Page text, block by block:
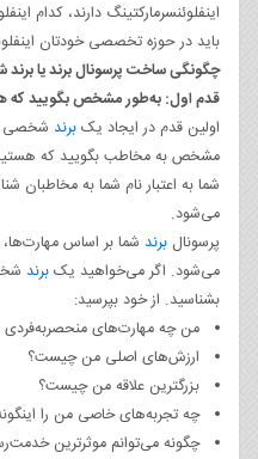
اینفلوئنسرمارکتینگ دارند، کدام
باید در حوزه تخصصی خودتان
چگونگی ساخت پرسونال برند یا
قدم اول: به‌طور مشخص بگویید که
اولین قدم در ایجاد یکبرند شخصی
مشخص به مخاطب بگویید که
شما به اعتبار نام شما به مخاطبان
می‌شود.
پرسونال برند شما بر اساس
می‌شود. اگر می‌خواهید یکبرند
بشناسید. از خود بپرسید:
من چه مهارت‌های منحصربه‌فردی
ارزش‌های اصلی من چیست؟
بزرگترین علاقه من چیست؟
چه تجربه‌های خاصی من را
چگونه می‌توانم موثرترین